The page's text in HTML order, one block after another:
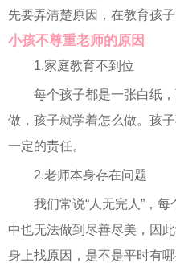
先要弄清楚原因，在教育孩
小孩不尊重老师的原因
1.家庭教育不到位
每个孩子都是一张白纸
做，孩子就学着怎么做。孩
一定的责任。
2.老师本身存在问题
我们常说“人无完人”，
中也无法做到尽善尽美，因
身上找原因，是不是平时有